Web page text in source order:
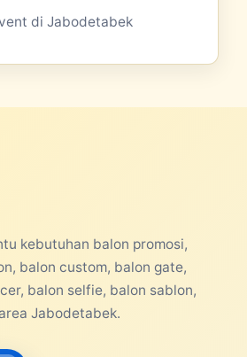
di Jabodetabek
kebutuhan balon promosi,
balon custom, balon gate,
balon selfie, balon sablon,
Jabodetabek.